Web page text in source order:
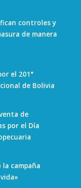
controles y
de manera
el 201°
de Bolivia
de
por el Día
campaña